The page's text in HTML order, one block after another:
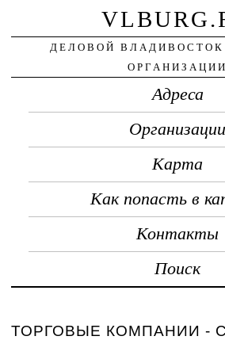
ДЕЛОВОЙ ВЛАДИВОСТОК
ОРГАНИЗАЦИИ
Адреса
Организации
Карта
Как попасть в
Контакты
Поиск
ТОРГОВЫЕ КОМПАНИИ -